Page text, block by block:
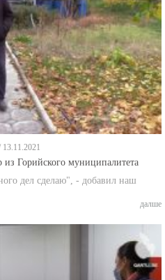
13.11.2021
Горийского муниципалитета
дел сделаю", - добавил наш